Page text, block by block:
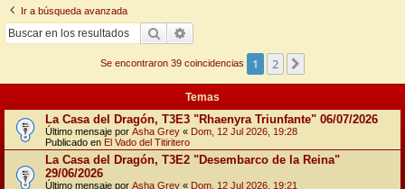
Ir a búsqueda avanzada
Buscar
Se encontraron 39 coincidencias 1 2
Temas
La Casa del Dragón, T3E3 "Rhaenyra Triunfante" 06/07/2026
Último mensaje por Asha Grey « Dom, 12 Jul 2026, 19:28
Publicado en El Vado del Titiritero
La Casa del Dragón, T3E2 "Desembarco de la Reina"
29/06/2026
Último mensaje por Asha Grey « Dom, 12 Jul 2026, 19:21